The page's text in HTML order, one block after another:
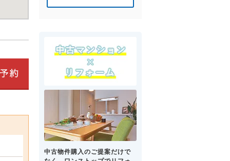
中古物件購入のご提案だけで